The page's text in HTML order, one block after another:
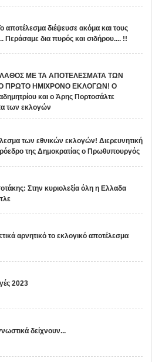
αποτέλεσμα διέψευσε ακόμα και τους
Περάσαμε δια πυρός και σιδήρου.... !!
ΛΑΘΟΣ ΜΕ ΤΑ ΑΠΟΤΕΛΕΣΜΑΤΑ ΤΩΝ
ΠΡΩΤΟ ΗΜΙΧΡΟΝΟ ΕΚΛΟΓΩΝ! Ο
και ο Άρης Πορτοσάλτε
των εκλογών
των εθνικών εκλογών! Διερευνητική
της Δημοκρατίας ο Πρωθυπουργός
Στην κυριολεξία όλη η Ελλαδα
αρνητικό το εκλογικό αποτέλεσμα
2023
δείχνουν...